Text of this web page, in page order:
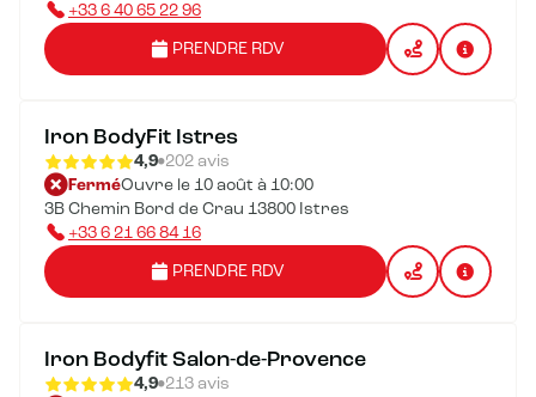
+33 6 40 65 22 96
PRENDRE RDV
Iron BodyFit Istres
4,9 202 avis
FerméOuvre le 10 août à 10:00
3B Chemin Bord de Crau 13800 Istres
+33 6 21 66 84 16
PRENDRE RDV
Iron Bodyfit Salon-de-Provence
4,9 213 avis